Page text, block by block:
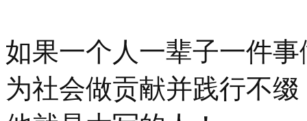
如果一个人一辈子一件
为社会做贡献并践行不